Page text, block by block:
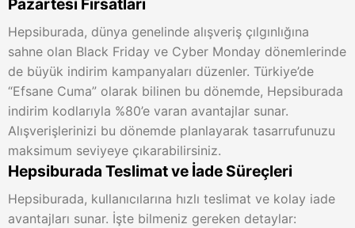
Pazartesi Fırsatları
Hepsiburada, dünya genelinde alışveriş çılgınlığına
sahne olan Black Friday ve Cyber Monday dönemlerinde
de büyük indirim kampanyaları düzenler. Türkiye’de
“Efsane Cuma” olarak bilinen bu dönemde, Hepsiburada
indirim kodlarıyla %80’e varan avantajlar sunar.
Alışverişlerinizi bu dönemde planlayarak tasarrufunuzu
maksimum seviyeye çıkarabilirsiniz.
Hepsiburada Teslimat ve İade Süreçleri
Hepsiburada, kullanıcılarına hızlı teslimat ve kolay iade
avantajları sunar. İşte bilmeniz gereken detaylar: